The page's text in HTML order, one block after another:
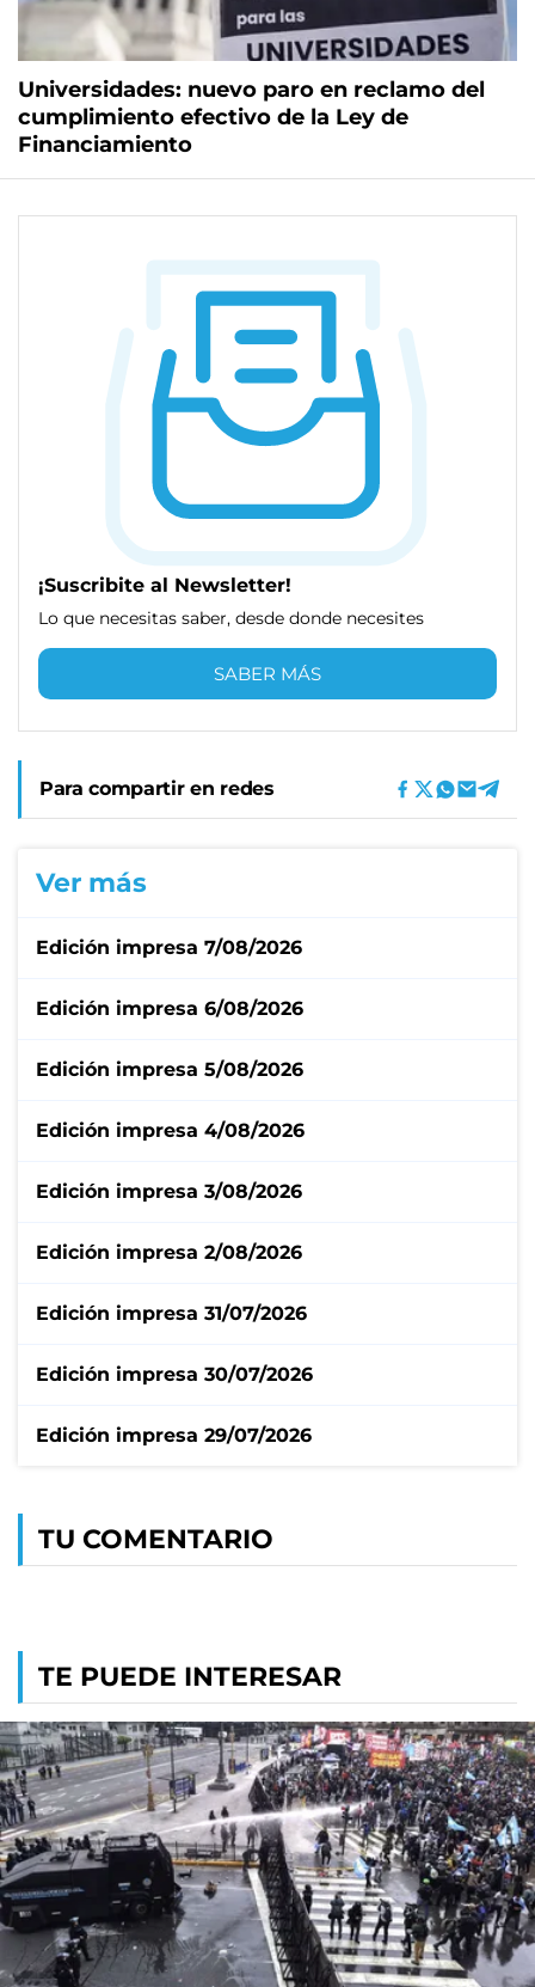
Universidades: nuevo paro en reclamo del
cumplimiento efectivo de la Ley de
Financiamiento
¡Suscribite al Newsletter!
Lo que necesitas saber, desde donde necesites
SABER MÁS
Para compartir en redes
Ver más
Edición impresa 7/08/2026
Edición impresa 6/08/2026
Edición impresa 5/08/2026
Edición impresa 4/08/2026
Edición impresa 3/08/2026
Edición impresa 2/08/2026
Edición impresa 31/07/2026
Edición impresa 30/07/2026
Edición impresa 29/07/2026
TU COMENTARIO
TE PUEDE INTERESAR